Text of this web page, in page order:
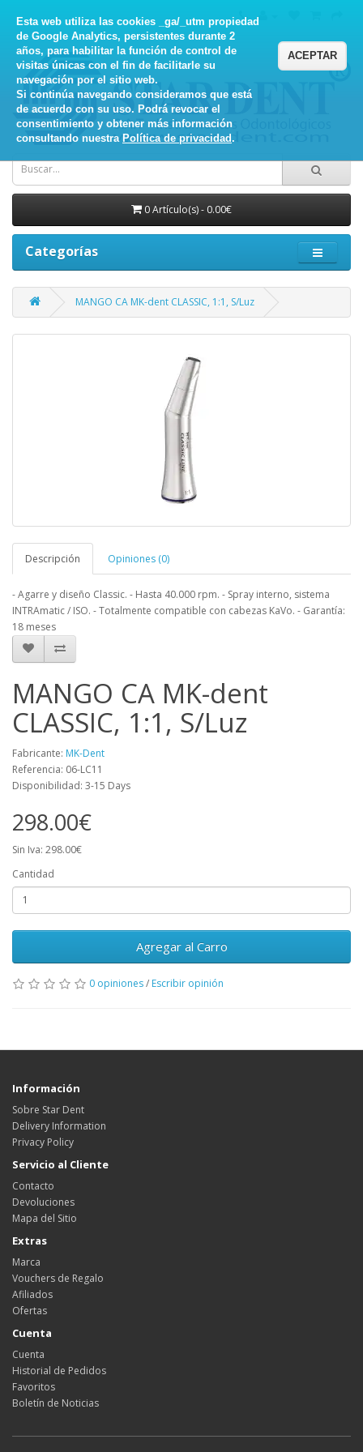
Esta web utiliza las cookies _ga/_utm propiedad
de Google Analytics, persistentes durante 2
años, para habilitar la función de control de
visitas únicas con el fin de facilitarle su
navegación por el sitio web.
Si continúa navegando consideramos que está
de acuerdo con su uso. Podrá revocar el
consentimiento y obtener más información
consultando nuestra Política de privacidad.
ACEPTAR
0 Artículo(s) - 0.00€
Categorías
MANGO CA MK-dent CLASSIC, 1:1, S/Luz
Descripción Opiniones (0)
- Agarre y diseño Classic. - Hasta 40.000 rpm. - Spray interno, sistema
INTRAmatic / ISO. - Totalmente compatible con cabezas KaVo. - Garantía:
18 meses
MANGO CA MK-dent
CLASSIC, 1:1, S/Luz
Fabricante: MK-Dent
Referencia: 06-LC11
Disponibilidad: 3-15 Days
298.00€
Sin Iva: 298.00€
Cantidad
Agregar al Carro
0 opiniones/ Escribir opinión
Información
Sobre Star Dent
Delivery Information
Privacy Policy
Servicio al Cliente
Contacto
Devoluciones
Mapa del Sitio
Extras
Marca
Vouchers de Regalo
Afiliados
Ofertas
Cuenta
Cuenta
Historial de Pedidos
Favoritos
Boletín de Noticias